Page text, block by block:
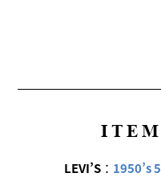
LEVI’S： 1950’s